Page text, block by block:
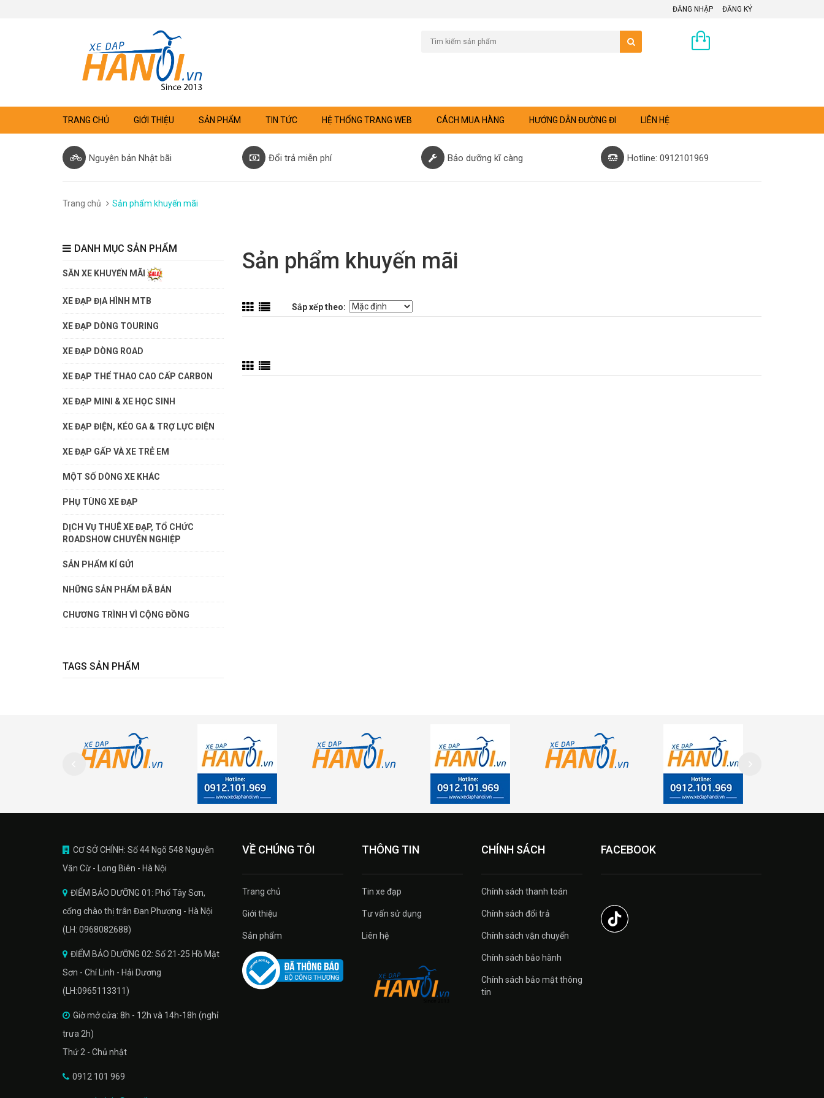
ĐĂNG NHẬP ĐĂNG KÝ
TRANG CHỦ GIỚI THIỆU SẢN PHẨM TIN TỨC HỆ THỐNG TRANG WEB CÁCH MUA HÀNG HƯỚNG DẪN ĐƯỜNG ĐI LIÊN HỆ
Nguyên bản Nhật bãi Đổi trả miễn phí Bảo dưỡng kĩ càng Hotline: 0912101969
Trang chủ Sản phẩm khuyến mãi
DANH MỤC SẢN PHẨM
SĂN XE KHUYẾN MÃI
XE ĐẠP ĐỊA HÌNH MTB
XE ĐẠP DÒNG TOURING
XE ĐẠP DÒNG ROAD
XE ĐẠP THỂ THAO CAO CẤP CARBON
XE ĐẠP MINI & XE HỌC SINH
XE ĐẠP ĐIỆN, KÉO GA & TRỢ LỰC ĐIỆN
XE ĐẠP GẤP VÀ XE TRẺ EM
MỘT SỐ DÒNG XE KHÁC
PHỤ TÙNG XE ĐẠP
DỊCH VỤ THUÊ XE ĐẠP, TỔ CHỨC
ROADSHOW CHUYÊN NGHIỆP
SẢN PHẨM KÍ GỬI
NHỮNG SẢN PHẨM ĐÃ BÁN
CHƯƠNG TRÌNH VÌ CỘNG ĐỒNG
TAGS SẢN PHẨM
Sản phẩm khuyến mãi
Sắp xếp theo:
CƠ SỞ CHÍNH: Số 44 Ngõ 548 Nguyễn
Văn Cừ - Long Biên - Hà Nội
ĐIỂM BẢO DƯỠNG 01: Phố Tây Sơn,
cổng chào thị trân Đan Phượng - Hà Nội
(LH: 0968082688)
ĐIỂM BẢO DƯỠNG 02: Số 21-25 Hồ Mặt
Sơn - Chí Linh - Hải Dương
(LH:0965113311)
Giờ mở cửa: 8h - 12h và 14h-18h (nghỉ
trưa 2h)
Thứ 2 - Chủ nhật
0912 101 969
VỀ CHÚNG TÔI
Trang chủ
Giới thiệu
Sản phẩm
THÔNG TIN
Tin xe đạp
Tư vấn sử dụng
Liên hệ
CHÍNH SÁCH
Chính sách thanh toán
Chính sách đổi trả
Chính sách vận chuyển
Chính sách bảo hành
Chính sách bảo mật thông
tin
FACEBOOK